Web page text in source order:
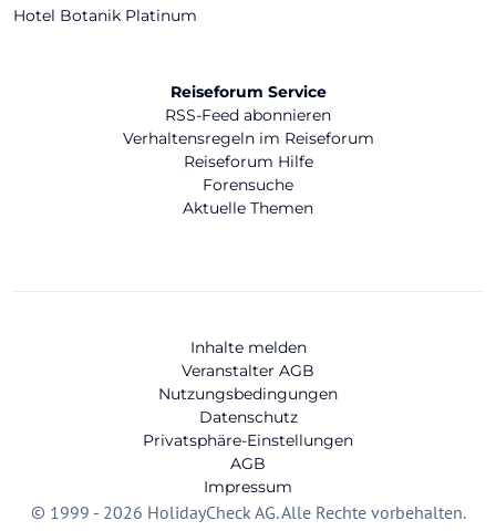
Hotel Botanik Platinum
Reiseforum Service
RSS-Feed abonnieren
Verhaltensregeln im Reiseforum
Reiseforum Hilfe
Forensuche
Aktuelle Themen
Inhalte melden
Veranstalter AGB
Nutzungsbedingungen
Datenschutz
Privatsphäre-Einstellungen
AGB
Impressum
© 1999 - 2026 HolidayCheck AG. Alle Rechte vorbehalten.